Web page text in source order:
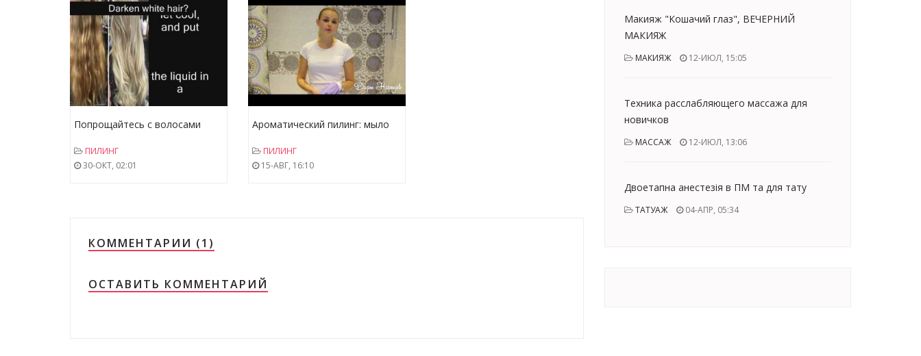
Попрощайтесь с волосами
пилинга
ПИЛИНГ
30-ОКТ, 02:01
Ароматический пилинг: мыло
ПИЛИНГ
15-АВГ, 16:10
КОММЕНТАРИИ (1)
ОСТАВИТЬ КОММЕНТАРИЙ
Макияж "Кошачий глаз", ВЕЧЕРНИЙ
МАКИЯЖ
МАКИЯЖ 12-ИЮЛ, 15:05
Техника расслабляющего массажа для
новичков
МАССАЖ 12-ИЮЛ, 13:06
Двоетапна анестезія в ПМ та для тату
ТАТУАЖ 04-АПР, 05:34